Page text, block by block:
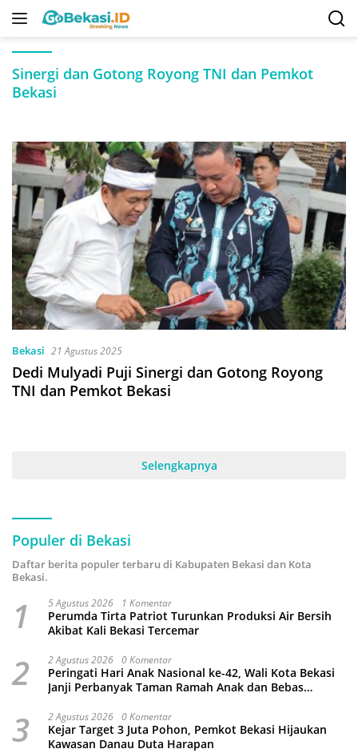
Langsung
Sinergi dan Gotong Royong TNI dan Pemkot
Bekasi
Bekasi 21 Agustus 2025
Dedi Mulyadi Puji Sinergi dan Gotong Royong
TNI dan Pemkot Bekasi
Selengkapnya
Populer di Bekasi
Daftar berita populer terbaru di Kabupaten Bekasi dan Kota
Bekasi.
1 5 Agustus 2026 1 Komentar
Perumda Tirta Patriot Turunkan Produksi Air Bersih
Akibat Kali Bekasi Tercemar
2 2 Agustus 2026 0 Komentar
Peringati Hari Anak Nasional ke-42, Wali Kota Bekasi
Janji Perbanyak Taman Ramah Anak dan Bebas
3 2 Agustus 2026 0 Komentar
Kejar Target 3 Juta Pohon, Pemkot Bekasi Hijaukan
Kawasan Danau Duta Harapan